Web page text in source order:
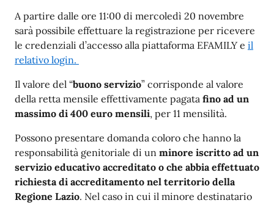
A partire dalle ore 11:00 di mercoledì 20 novembre
sarà possibile effettuare la registrazione per ricevere
le credenziali d’accesso alla piattaforma EFAMILY e il
relativo login.
Il valore del “buono servizio” corrisponde al valore
della retta mensile effettivamente pagata fino ad un
massimo di 400 euro mensili, per 11 mensilità.
Possono presentare domanda coloro che hanno la
responsabilità genitoriale di un minore iscritto ad un
servizio educativo accreditato o che abbia effettuato
richiesta di accreditamento nel territorio della
Regione Lazio. Nel caso in cui il minore destinatario